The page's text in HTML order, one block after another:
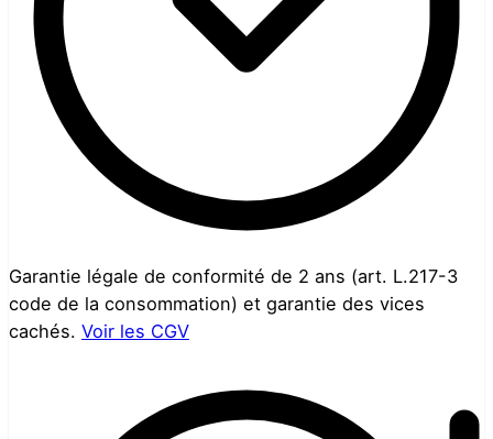
Garantie légale de conformité de 2 ans (art. L.217-3
code de la consommation) et garantie des vices
cachés. Voir les CGV